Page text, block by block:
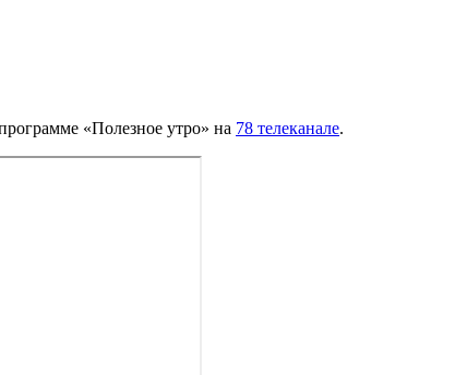
«Полезное утро» на 78 телеканале.